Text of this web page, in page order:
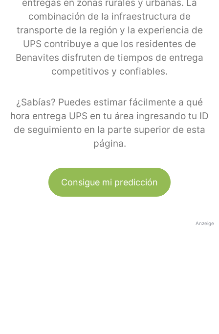
entregas en zonas rurales y urbanas. La
combinación de la infraestructura de
transporte de la región y la experiencia de
UPS contribuye a que los residentes de
Benavites disfruten de tiempos de entrega
competitivos y confiables.
¿Sabías? Puedes estimar fácilmente a qué
hora entrega UPS en tu área ingresando tu ID
de seguimiento en la parte superior de esta
página.
Consigue mi predicción
Anzeige